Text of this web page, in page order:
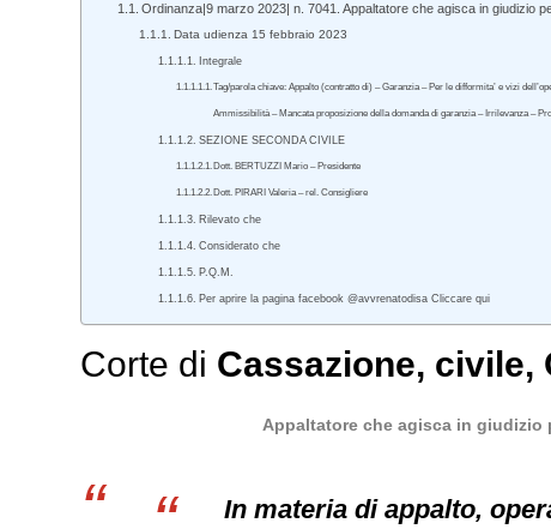
Ordinanza|9 marzo 2023| n. 7041. Appaltatore che agisca in giudizio
Data udienza 15 febbraio 2023
Integrale
Tag/parola chiave: Appalto (contratto di) – Garanzia – Per le difformita’ e vizi
Ammissibilità – Mancata proposizione della domanda di garanzia – Irrilevanza –
SEZIONE SECONDA CIVILE
Dott. BERTUZZI Mario – Presidente
Dott. PIRARI Valeria – rel. Consigliere
Rilevato che
Considerato che
P.Q.M.
Per aprire la pagina facebook @avvrenatodisa Cliccare qui
Corte di Cassazione, civile,
Appaltatore che agisca in giudizio
In materia di appalto,